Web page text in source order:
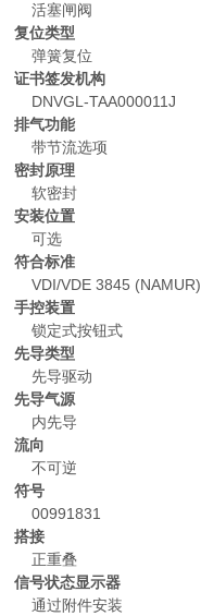
活塞闸阀
复位类型
弹簧复位
证书签发机构
DNVGL-TAA000011J
排气功能
带节流选项
密封原理
软密封
安装位置
可选
符合标准
VDI/VDE 3845 (NAMUR)
手控装置
锁定式按钮式
先导类型
先导驱动
先导气源
内先导
流向
不可逆
符号
00991831
搭接
正重叠
信号状态显示器
通过附件安装